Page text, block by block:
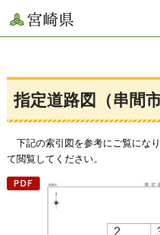
宮崎県
指定道路図（串間市
下記の索引図を参考にご覧にな
て閲覧してください。